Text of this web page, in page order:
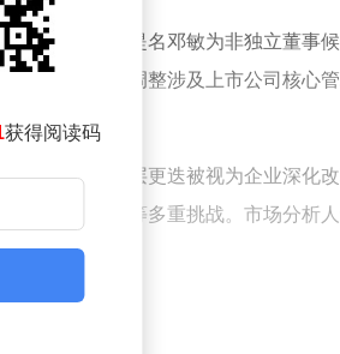
董事职务，并提名邓敏为非独立董事
效。此次高层调整涉及上市公司核心
型。此次管理层更迭被视为企业深化
拓展国际市场等多重挑战。市场分析
。
获得阅读码